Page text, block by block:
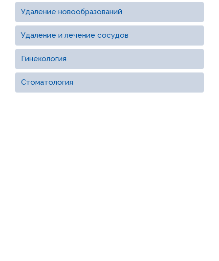
Удаление новообразований
Удаление и лечение сосудов
Гинекология
Стоматология